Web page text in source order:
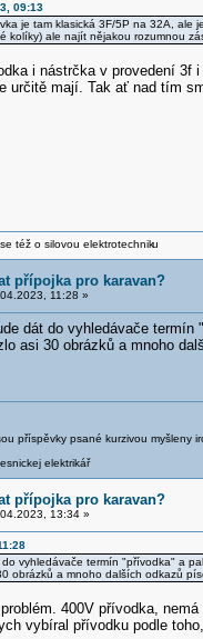
09:13
je tam klasická 3F/5P na 32A,
kolíky) ale najít nějakou rozumnou
i nástrčka v provedení
určitě mají. Tak ať nad tím
též o silovou elektrotechniku
přípojka pro karavan?
11:28 »
dát do vyhledávače termín
asi 30 obrázků a mnoho
příspěvky psané kurzivou myšleny
elektrikář
přípojka pro karavan?
13:34 »
vyhledávače termín "přívodka" a
obrázků a mnoho dalších odkazů
400V přívodka,
vybíral přívodku podle